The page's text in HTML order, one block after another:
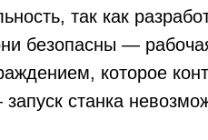
так как
безопасны —
которое
станка